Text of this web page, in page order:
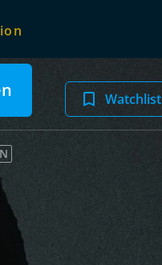
Watchlist